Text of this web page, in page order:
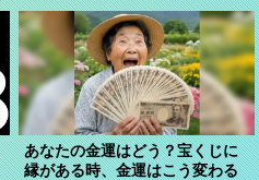
あなたの金運はどう？宝くじに
縁がある時、金運はこう変わる